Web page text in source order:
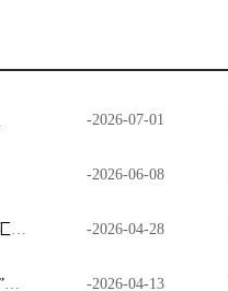
-2026-07-01
-2026-06-08
弘齐新闻|四川弘齐律师事务所第二季度核心团队业务会暨“青研汇”圆满召开 -2026-04-28
弘齐新闻｜邱波主任受邀参加成都市律协“蓉城律道·主任思享汇”第三期，分享弘齐一体化模式 -2026-04-13